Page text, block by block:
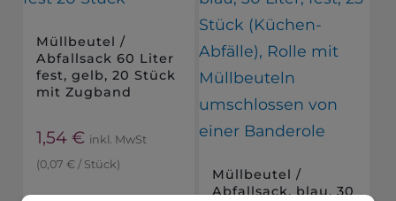
Müllbeutel /
Abfallsack 60 Liter
fest, gelb, 20 Stück
mit Zugband
1,54€ inkl. MwSt
(0,07 € / Stück)
Müllbeutel /
Abfallsack, blau, 30